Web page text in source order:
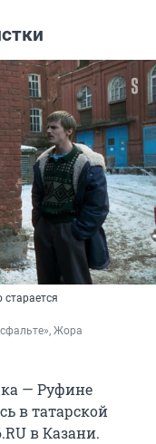
Жора
— Руфине
в татарской
в Казани.